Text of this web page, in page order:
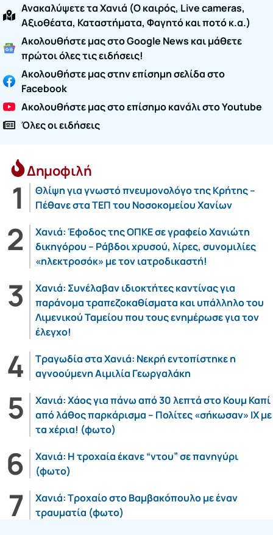
Ανακαλύψετε τα Χανιά (O καιρός, Live cameras,
Αξιοθέατα, Καταστήματα, Φαγητό και ποτό κ.α.)
Ακολουθήστε μας στο Google News και μάθετε
πρώτοι όλες τις ειδήσεις!
Ακολουθήστε μας στην επίσημη σελίδα στο
Facebook
Ακολουθήστε μας στο επίσημο κανάλι στο Youtube
Όλες οι ειδήσεις
Δημοφιλή
Θλίψη για γνωστό πνευμονολόγο της Κρήτης –
Πέθανε στα ΤΕΠ του Νοσοκομείου Χανίων
Χανιά: Έφοδος της ΟΠΚΕ σε γραφείο Χανιώτη
δικηγόρου – Ράβδοι χρυσού, λίρες, συνομιλίες
«ηλεκτροσόκ» με τον ιατροδικαστή!
Χανιά: Συνέλαβαν ιδιοκτήτες καντίνας για
παράνομα τραπεζοκαθίσματα και υπάλληλο του
Λιμενικού Ταμείου που τους ενημέρωσε για τον
έλεγχο!
Τραγωδία στα Χανιά: Νεκρή εντοπίστηκε η
αγνοούμενη Αιμιλία Γεωργαλάκη
Χανιά: Χάος για πάνω από 30 λεπτά στο Κουμ Καπί
από λάθος παρκάρισμα – Πολίτες «σήκωσαν» ΙΧ με
τα χέρια! (φωτο)
Χανιά: Η τροχαία έκανε “ντου” σε πανηγύρι
(φωτο)
Χανιά: Τροχαίο στο Βαμβακόπουλο με έναν
τραυματία (φωτο)